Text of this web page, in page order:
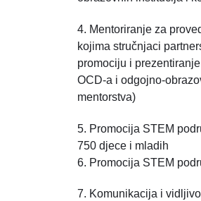
4. Mentoriranje za
kojima stručnjaci
promociju i
OCD-a i odgojno-
mentorstva)
5. Promocija STEM
750 djece i mladih
6. Promocija STEM
7. Komunikacija i